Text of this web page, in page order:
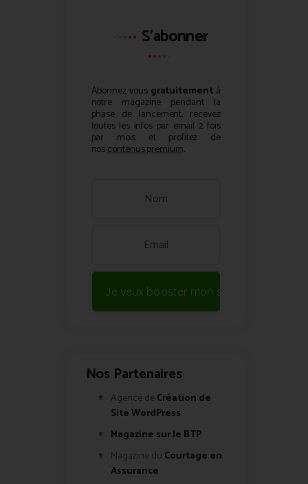
S'abonner
Abonnez vous gratuitementà
notre magazine pendant la
phase de lancement, recevez
toutes les infos par email 2 fois
par mois et profitez de
noscontenus premium.
Je veux booster mon site !
Nos Partenaires
Agence de Création de
Site WordPress
Magazine sur le BTP
Magazine du Courtage en
Assurance